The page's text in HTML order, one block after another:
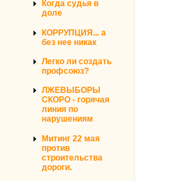
Когда судья в
доле
КОРРУПЦИЯ... а
без нее никак
Легко ли создать
профсоюз?
ЛЖЕВЫБОРЫ
СКОРО - горячая
линия по
нарушениям
Митинг 22 мая
против
строительства
дороги.